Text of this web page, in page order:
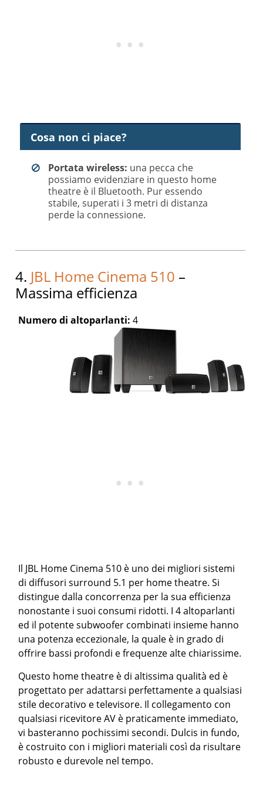
Cosa non ci piace?
Portata wireless: una pecca che
possiamo evidenziare in questo home
theatre è il Bluetooth. Pur essendo
stabile, superati i 3 metri di distanza
perde la connessione.
4. JBL Home Cinema 510 –
Massima efficienza
Numero di altoparlanti:4
Il JBL Home Cinema 510 è uno dei migliori sistemi
di diffusori surround 5.1 per home theatre. Si
distingue dalla concorrenza per la sua efficienza
nonostante i suoi consumi ridotti. I 4 altoparlanti
ed il potente subwoofer combinati insieme hanno
una potenza eccezionale, la quale è in grado di
offrire bassi profondi e frequenze alte chiarissime.
Questo home theatre è di altissima qualità ed è
progettato per adattarsi perfettamente a qualsiasi
stile decorativo e televisore. Il collegamento con
qualsiasi ricevitore AV è praticamente immediato,
vi basteranno pochissimi secondi. Dulcis in fundo,
è costruito con i migliori materiali così da risultare
robusto e durevole nel tempo.